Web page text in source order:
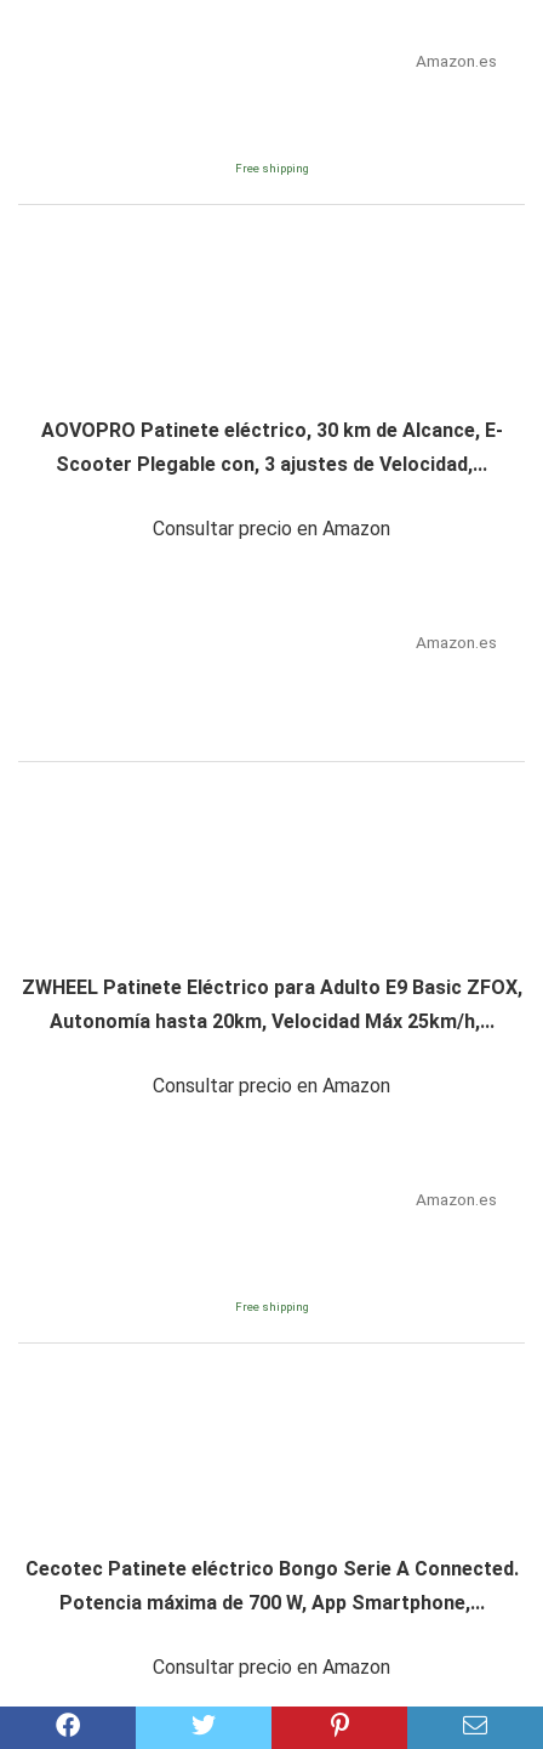
Amazon.es
Free shipping
AOVOPRO Patinete eléctrico, 30 km de Alcance, E-
Scooter Plegable con, 3 ajustes de Velocidad,...
Consultar precio en Amazon
Amazon.es
ZWHEEL Patinete Eléctrico para Adulto E9 Basic ZFOX,
Autonomía hasta 20km, Velocidad Máx 25km/h,...
Consultar precio en Amazon
Amazon.es
Free shipping
Cecotec Patinete eléctrico Bongo Serie A Connected.
Potencia máxima de 700 W, App Smartphone,...
Consultar precio en Amazon